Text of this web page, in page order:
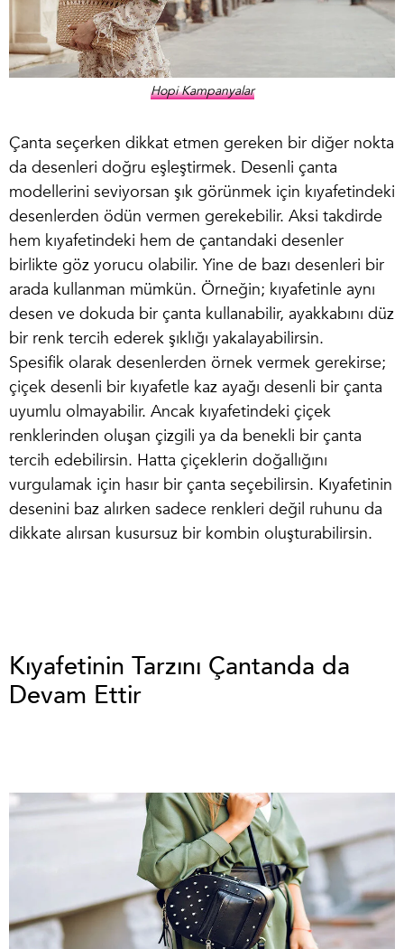
Hopi Kampanyalar
Çanta seçerken dikkat etmen gereken bir diğer nokta
da desenleri doğru eşleştirmek. Desenli çanta
modellerini seviyorsan şık görünmek için kıyafetindeki
desenlerden ödün vermen gerekebilir. Aksi takdirde
hem kıyafetindeki hem de çantandaki desenler
birlikte göz yorucu olabilir. Yine de bazı desenleri bir
arada kullanman mümkün. Örneğin; kıyafetinle aynı
desen ve dokuda bir çanta kullanabilir, ayakkabını düz
bir renk tercih ederek şıklığı yakalayabilirsin.
Spesifik olarak desenlerden örnek vermek gerekirse;
çiçek desenli bir kıyafetle kaz ayağı desenli bir çanta
uyumlu olmayabilir. Ancak kıyafetindeki çiçek
renklerinden oluşan çizgili ya da benekli bir çanta
tercih edebilirsin. Hatta çiçeklerin doğallığını
vurgulamak için hasır bir çanta seçebilirsin. Kıyafetinin
desenini baz alırken sadece renkleri değil ruhunu da
dikkate alırsan kusursuz bir kombin oluşturabilirsin.
Kıyafetinin Tarzını Çantanda da
Devam Ettir